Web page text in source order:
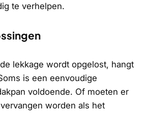
te verhelpen.
lekkage wordt opgelost, hangt
is een eenvoudige
voldoende. Of moeten er
worden als het